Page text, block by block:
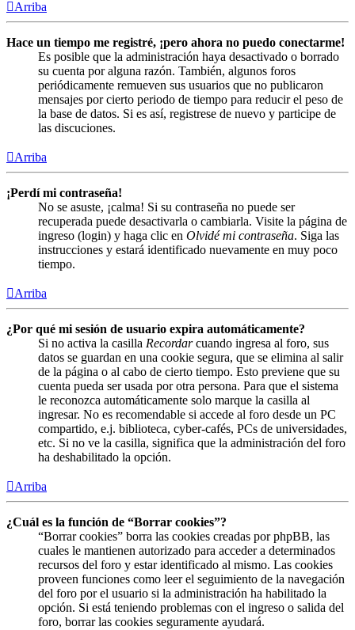
Arriba
Hace un tiempo me registré, ¡pero ahora no puedo conectarme!
Es posible que la administración haya desactivado o borrado
su cuenta por alguna razón. También, algunos foros
periódicamente remueven sus usuarios que no publicaron
mensajes por cierto periodo de tiempo para reducir el peso de
la base de datos. Si es así, registrese de nuevo y participe de
las discuciones.
Arriba
¡Perdí mi contraseña!
No se asuste, ¡calma! Si su contraseña no puede ser
recuperada puede desactivarla o cambiarla. Visite la página de
ingreso (login) y haga clic en Olvidé mi contraseña. Siga las
instrucciones y estará identificado nuevamente en muy poco
tiempo.
Arriba
¿Por qué mi sesión de usuario expira automáticamente?
Si no activa la casilla Recordarcuando ingresa al foro, sus
datos se guardan en una cookie segura, que se elimina al salir
de la página o al cabo de cierto tiempo. Esto previene que su
cuenta pueda ser usada por otra persona. Para que el sistema
le reconozca automáticamente solo marque la casilla al
ingresar. No es recomendable si accede al foro desde un PC
compartido, e.j. biblioteca, cyber-cafés, PCs de universidades,
etc. Si no ve la casilla, significa que la administración del foro
ha deshabilitado la opción.
Arriba
¿Cuál es la función de “Borrar cookies”?
“Borrar cookies” borra las cookies creadas por phpBB, las
cuales le mantienen autorizado para acceder a determinados
recursos del foro y estar identificado al mismo. Las cookies
proveen funciones como leer el seguimiento de la navegación
del foro por el usuario si la administración ha habilitado la
opción. Si está teniendo problemas con el ingreso o salida del
foro, borrar las cookies seguramente ayudará.